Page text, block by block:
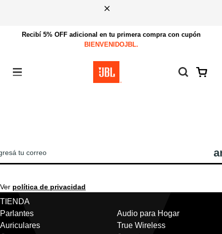
Recibí 5% OFF adicional en tu primera compra con cupón
BIENVENIDOJBL.
Menú
Ver política de privacidad
TIENDA
Parlantes
Audio para Hogar
Auriculares
True Wireless